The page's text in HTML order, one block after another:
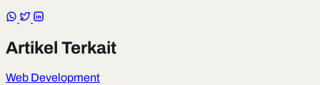
Artikel Terkait
Web Development